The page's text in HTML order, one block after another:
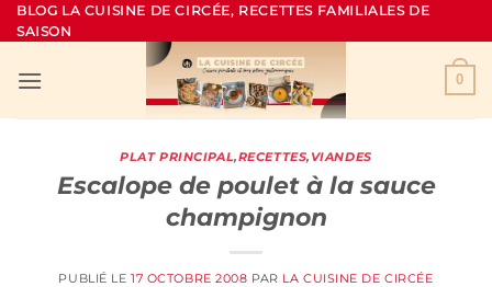
Passer
au
BLOG LA CUISINE DE CIRCÉE, RECETTES FAMILIALES DE
SAISON
0
PLAT PRINCIPAL,RECETTES, VIANDES
Escalope de poulet à la sauce
champignon
PUBLIÉ LE17 OCTOBRE 2008 PAR LA CUISINE DE CIRCÉE